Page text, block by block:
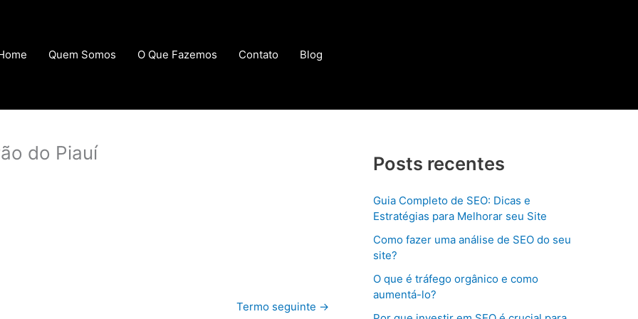
Quem Somos O Que Fazemos Contato Blog
do Piauí
Termo seguinte →
Posts recentes
Guia Completo de SEO: Dicas e
Estratégias para Melhorar seu Site
Como fazer uma análise de SEO do seu
site?
O que é tráfego orgânico e como
aumentá-lo?